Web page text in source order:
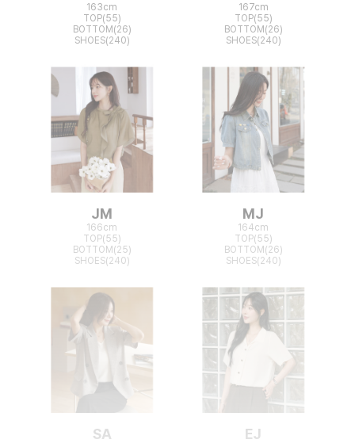
163cm
TOP(55)
BOTTOM(26)
SHOES(240)
167cm
TOP(55)
BOTTOM(26)
SHOES(240)
JM
166cm
TOP(55)
BOTTOM(25)
SHOES(240)
MJ
164cm
TOP(55)
BOTTOM(26)
SHOES(240)
SA EJ